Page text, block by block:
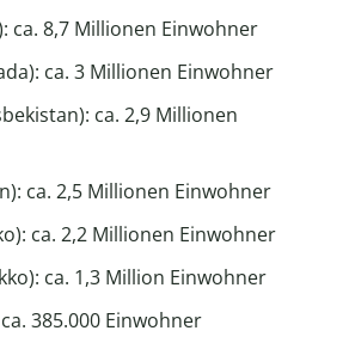
ca. 8,7 Millionen Einwohner
ca. 3 Millionen Einwohner
ca. 2,9 Millionen
ca. 2,5 Millionen Einwohner
ca. 2,2 Millionen Einwohner
ca. 1,3 Million Einwohner
385.000 Einwohner